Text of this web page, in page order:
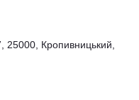
25000, Кропивницький,